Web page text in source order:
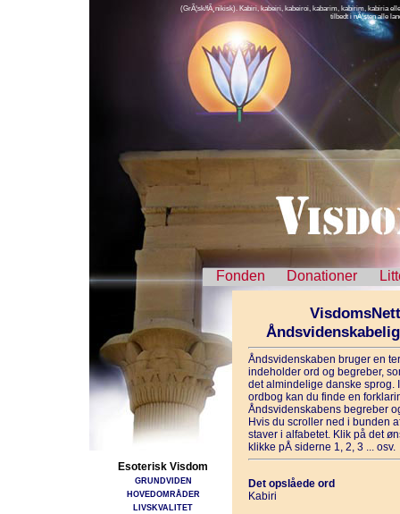
(GrÃ¦sk/fÃ¸nikisk). Kabiri, kabeiri, kabeiroi, kabarim, kabirim, kabiria
tilbedt i nÃ¦sten alle
Fonden Donationer
Esoterisk Visdom
GRUNDVIDEN
HOVEDOMRÅDER
LIVSKVALITET
Åndsvidenskaben bruger en
indeholder ord og begreber,
det almindelige danske sprog.
ordbog kan du finde en
Åndsvidenskabens begreber
Hvis du scroller ned i bunden
staver i alfabetet. Klik på det
klikke pÅ siderne 1, 2, 3 ... osv.
Det opslåede ord
Kabiri